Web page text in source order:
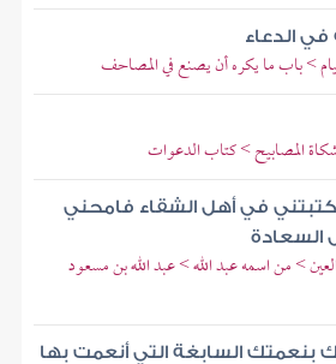
في الدعاء
> باب ما يكره أن يصنع في المصاحف
المصابيح > كتاب الدعوات
في أهل الشقاء فامحني
السعادة
> من اسمه عبد الله > عبد الله بن مسعود
بنعمتك السابغة التي أنعمت بها